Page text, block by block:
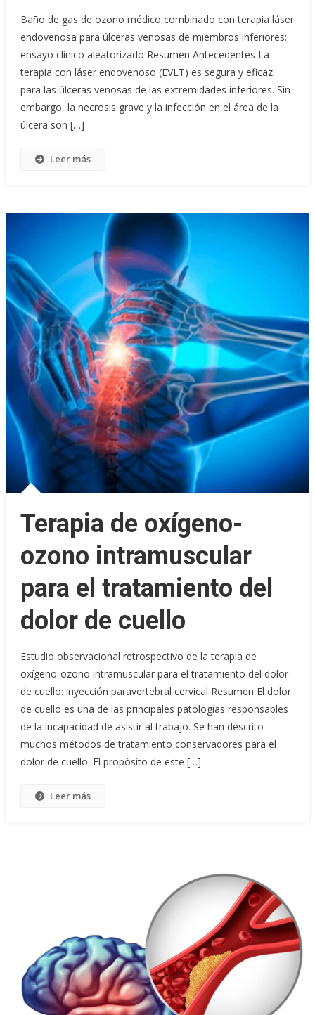
Baño de gas de ozono médico combinado con terapia láser
endovenosa para úlceras venosas de miembros inferiores:
ensayo clínico aleatorizado Resumen Antecedentes La
terapia con láser endovenoso (EVLT) es segura y eficaz
para las úlceras venosas de las extremidades inferiores. Sin
embargo, la necrosis grave y la infección en el área de la
úlcera son […]
Leer más
Terapia de oxígeno-
ozono intramuscular
para el tratamiento del
dolor de cuello
Estudio observacional retrospectivo de la terapia de
oxígeno-ozono intramuscular para el tratamiento del dolor
de cuello: inyección paravertebral cervical Resumen El dolor
de cuello es una de las principales patologías responsables
de la incapacidad de asistir al trabajo. Se han descrito
muchos métodos de tratamiento conservadores para el
dolor de cuello. El propósito de este […]
Leer más